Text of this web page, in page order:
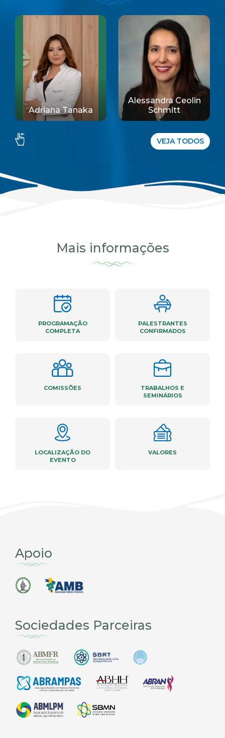
Tanaka
Alessandra Ceolin
Schmitt
VEJA TODOS
Mais informações
PROGRAMAÇÃO
COMPLETA
PALESTRANTES
CONFIRMADOS
COMISSÕES
TRABALHOS E
SEMINÁRIOS
LOCALIZAÇÃO DO
EVENTO
VALORES
Apoio
Sociedades Parceiras